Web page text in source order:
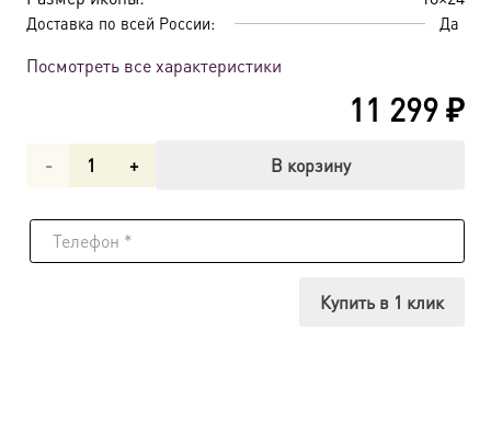
Доставка по всей России: Да
Посмотреть все характеристики
11 299₽
Количество
Икона
В корзину
Купить в 1 клик